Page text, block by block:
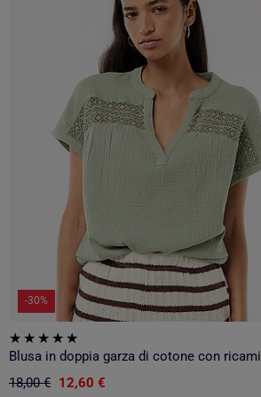
-30%
Blusa in doppia garza di cotone con ricami
18,00 € 12,60 €